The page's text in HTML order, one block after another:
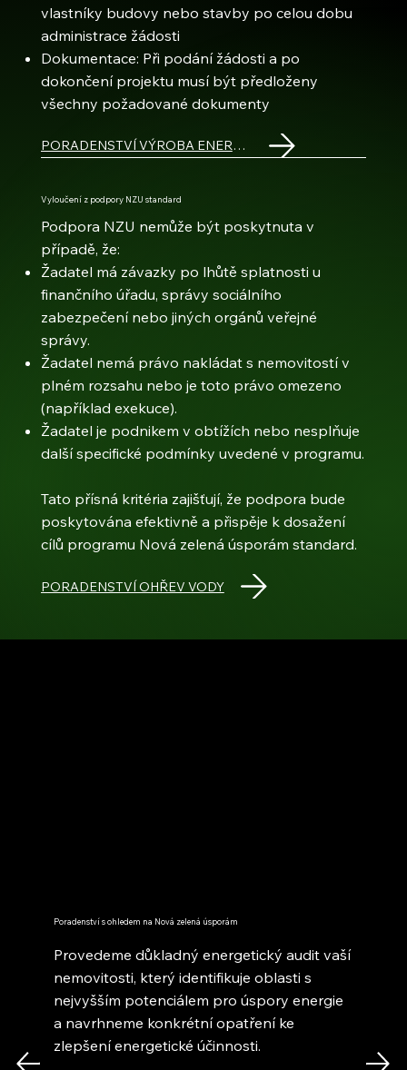
vlastníky budovy nebo stavby po celou dobu
administrace žádosti
Dokumentace: Při podání žádosti a po
dokončení projektu musí být předloženy
všechny požadované dokumenty
PORADENSTVÍ VÝROBA ENERGIE
Vyloučení z podpory NZU standard
Podpora NZU nemůže být poskytnuta v
případě, že:​​
Žadatel má závazky po lhůtě splatnosti u
finančního úřadu, správy sociálního
zabezpečení nebo jiných orgánů veřejné
správy.
Žadatel nemá právo nakládat s nemovitostí v
plném rozsahu nebo je toto právo omezeno
(například exekuce).
Žadatel je podnikem v obtížích nebo nesplňuje
další specifické podmínky uvedené v programu.​
Tato přísná kritéria zajišťují, že podpora bude
poskytována efektivně a přispěje k dosažení
cílů programu Nová zelená úsporám standard.
PORADENSTVÍ OHŘEV VODY
Poradenství s ohledem na Nová zelená úsporám
Provedeme důkladný energetický audit vaší
nemovitosti, který identifikuje oblasti s
nejvyšším potenciálem pro úspory energie
a navrhneme konkrétní opatření ke
zlepšení energetické účinnosti.